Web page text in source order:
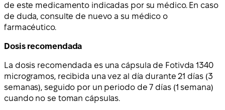
de este medicamento indicadas por su médico. En caso
de duda, consulte de nuevo a su médico o
farmacéutico.
Dosis recomendada
La dosis recomendada es una cápsula de Fotivda 1340
microgramos, recibida una vez al día durante 21 días (3
semanas), seguido por un periodo de 7 días (1 semana)
cuando no se toman cápsulas.